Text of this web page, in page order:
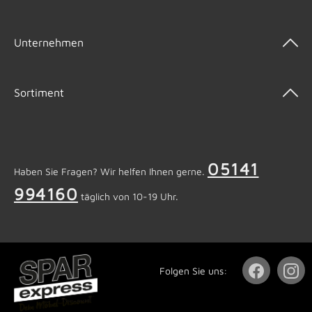
Unternehmen
Sortiment
Haben Sie Fragen? Wir helfen Ihnen gerne. 05141
994160 täglich von 10-19 Uhr.
Folgen Sie uns: